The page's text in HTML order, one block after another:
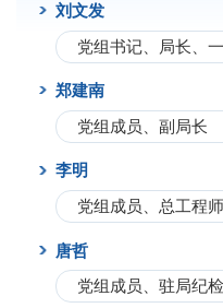
刘文发
党组书记、局长、
郑建南
党组成员、副局长
李明
党组成员、总工程
唐哲
党组成员、驻局纪